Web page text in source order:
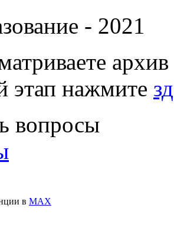
- 2021
этап нажмите
вопросы
в МАХ